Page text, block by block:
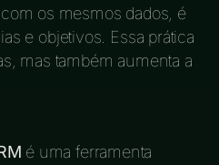
os mesmos dados, é
e objetivos. Essa prática
mas também aumenta a
é uma ferramenta